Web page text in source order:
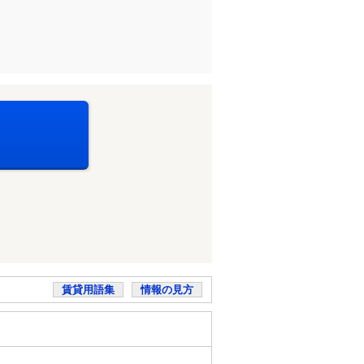
賃貸用語集 情報の見方